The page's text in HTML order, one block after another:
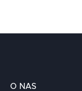
O NAS